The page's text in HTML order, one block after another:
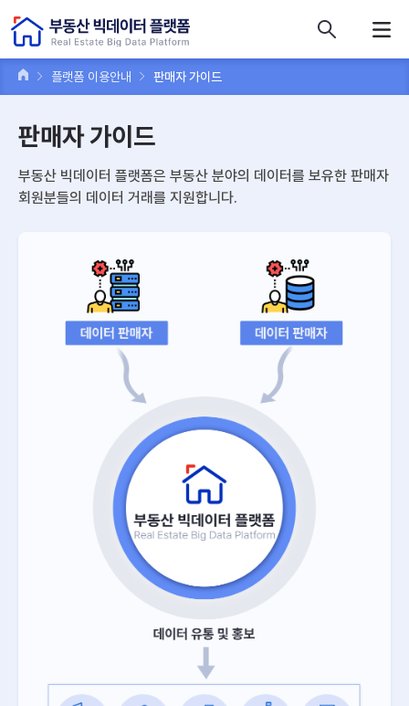
플랫폼 이용안내 판매자 가이드
판매자 가이드
부동산 빅데이터 플랫폼은 부동산 분야의 데이터를 보유한 판매자
회원분들의 데이터 거래를 지원합니다.